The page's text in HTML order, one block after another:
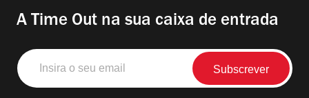
A Time Out na sua caixa de entrada
Insira
o
seu